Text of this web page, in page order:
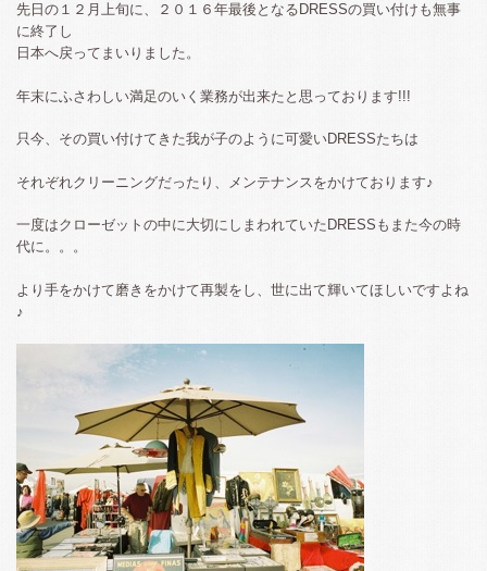
先日の１２月上旬に、２０１６年最後となるDRESSの買い付けも無事
に終了し
日本へ戻ってまいりました。
年末にふさわしい満足のいく業務が出来たと思っております!!!
只今、その買い付けてきた我が子のように可愛いDRESSたちは
それぞれクリーニングだったり、メンテナンスをかけております♪
一度はクローゼットの中に大切にしまわれていたDRESSもまた今の時
代に。。。
より手をかけて磨きをかけて再製をし、世に出て輝いてほしいですよね
♪